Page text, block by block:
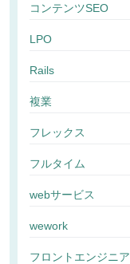
コンテンツSEO
LPO
Rails
複業
フレックス
フルタイム
webサービス
wework
フロントエンジニア